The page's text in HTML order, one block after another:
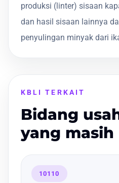
produksi (linter) sisaan
dan hasil sisaan lainnya
penyulingan minyak dari
KBLI TERKAIT
Bidang
yang masih
10110